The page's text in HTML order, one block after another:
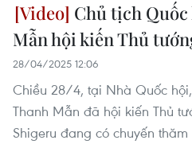
Chủ tịch
Mẫn hội kiến Thủ
28/04/2025 12:06
Chiều 28/4, tại Nhà Quốc
Thanh Mẫn đã hội kiến Thủ
Shigeru đang có chuyến